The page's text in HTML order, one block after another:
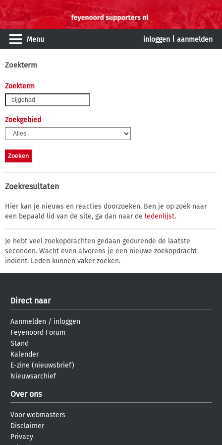
Menu inloggen aanmelden
Zoekterm
Zoekterm
Zoekgebied
Zoekresultaten
Hier kan je nieuws en reacties doorzoeken. Ben je op zoek naar
een bepaald lid van de site, ga dan naar de ledenlijst.
Je hebt veel zoekopdrachten gedaan gedurende de laatste
seconden. Wacht even alvorens je een nieuwe zoekopdracht
indient. Leden kunnen vaker zoeken.
Direct naar
Aanmelden / inloggen
Feyenoord Forum
Stand
Kalender
E-zine (nieuwsbrief)
Nieuwsarchief
Over ons
Voor webmasters
Disclaimer
Privacy